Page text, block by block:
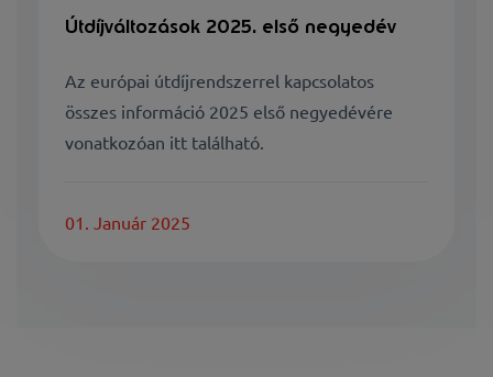
Útdíjváltozások 2025. első negyedév
Az európai útdíjrendszerrel kapcsolatos
összes információ 2025 első negyedévére
vonatkozóan itt található.
01. Január 2025